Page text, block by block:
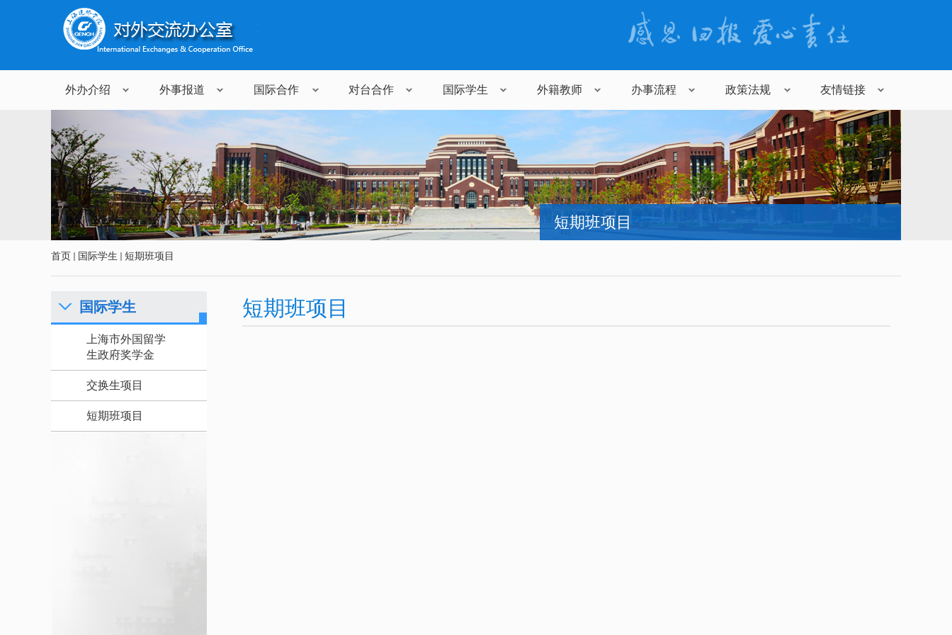
外办介绍 外事报道 国际合作 对台合作 国际学生 外籍教师 办事流程 政策法规 友情链接
短期班项目
首页 国际学生 短期班项目
国际学生
上海市外国留学
生政府奖学金
交换生项目
短期班项目
短期班项目